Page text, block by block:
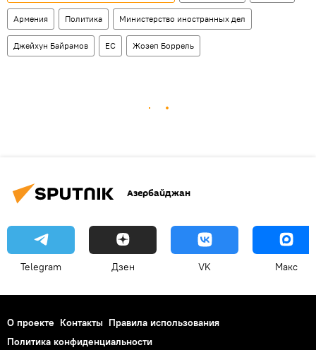
Армения Политика Министерство иностранных дел
Джейхун Байрамов ЕС Жозеп Боррель
Азербайджан
Telegram Дзен VK Макс
О проекте Контакты Правила использования
Политика конфиденциальности